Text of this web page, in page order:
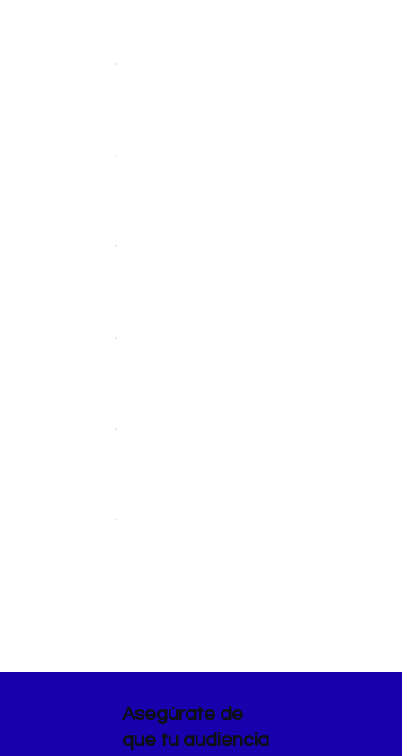
Asegúrate de
que tu audiencia